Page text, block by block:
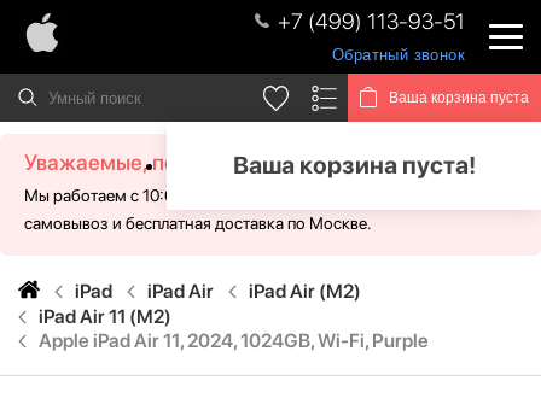
+7 (499) 113-93-51
Обратный звонок
Ваша корзина пуста
Ваша корзина пуста!
Уважаемые, посетители!
Мы работаем с 10:00 - 21:00 без выходных. Для Вас доступен
самовывоз и бесплатная доставка по Москве.
iPad iPad Air
iPad Air (M2)
iPad Air 11 (M2)
Apple iPad Air 11, 2024, 1024GB, Wi-Fi, Purple